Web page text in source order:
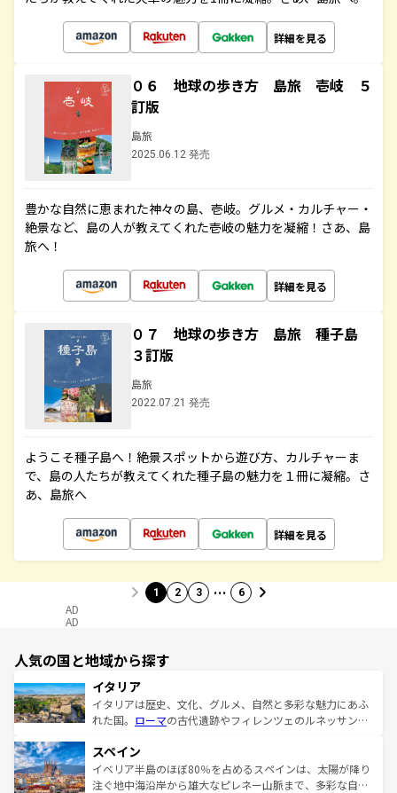
詳細を見る
０６ 地球の歩き方 島旅 壱岐 ５
訂版
島旅
2025.06.12 発売
豊かな自然に恵まれた神々の島、壱岐。グルメ・カルチャー・
絶景など、島の人が教えてくれた壱岐の魅力を凝縮！さあ、島
旅へ！
詳細を見る
０７ 地球の歩き方 島旅 種子島
３訂版
島旅
2022.07.21 発売
ようこそ種子島へ！絶景スポットから遊び方、カルチャーま
で、島の人たちが教えてくれた種子島の魅力を１冊に凝縮。さ
あ、島旅へ
詳細を見る
1 2 3 … 6
AD
AD
人気の国と地域から探す
イタリア
イタリアは歴史、文化、グルメ、自然と多彩な魅力にあふ
れた国。 ローマの古代遺跡やフィレンツェのルネッサンス
ろん、トスカーナの美しい田園風景やアマルフィ海岸の絶
景など、自然景観も見逃せない。観光の合間には、本場の
ピザやパスタなど、絶品のイタリア料理を堪能することも
スペイン
イベリア半島のほぼ80％を占めるスペインは、太陽が降り
注ぐ地中海沿岸から雄大なピレネー山脈まで、多彩な自然